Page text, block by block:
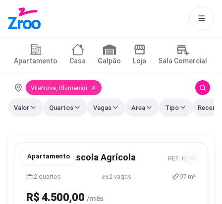
Apartamento Casa Galpão Loja Sala Comercial
a navegação mais interessante
VilaNova, Blumenau ×
Valor Quartos Vagas Area Tipo
Apartamento
Blumenau, Escola Agrícola REF: 6179
2 quartos 2 vagas 97 m²
R$ 4.500,00 /mês